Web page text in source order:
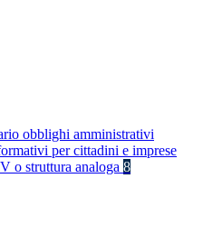
obblighi amministrativi
per cittadini e imprese
o struttura analoga 8